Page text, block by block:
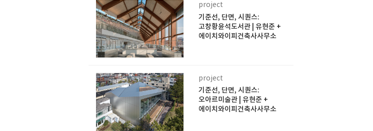
project
기준선, 단면, 시퀀스:
고창황윤석도서관 | 유현준 +
에이치와이피건축사사무소
project
기준선, 단면, 시퀀스:
오아르미술관 | 유현준 +
에이치와이피건축사사무소